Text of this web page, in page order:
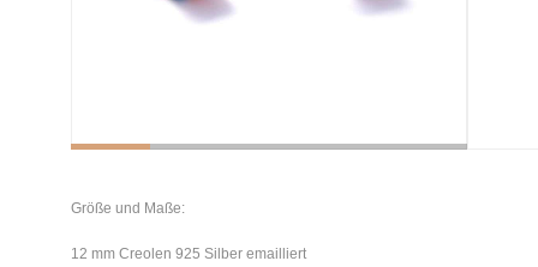
Größe und Maße:
12 mm Creolen 925 Silber emailliert